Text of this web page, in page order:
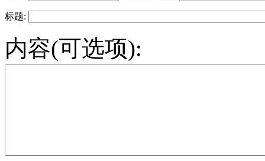
标题:
内容(可选项):